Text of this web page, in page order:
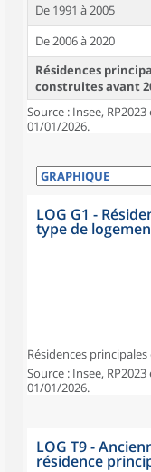
De 1991 à 2005
De 2006 à 2020
Résidences
construites avant
Source : Insee,
01/01/2026.
LOG G1 -
type de
Résidences
Source : Insee,
01/01/2026.
LOG T9 -
résidence